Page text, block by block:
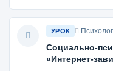
УРОК
Социально-
«Интернет-